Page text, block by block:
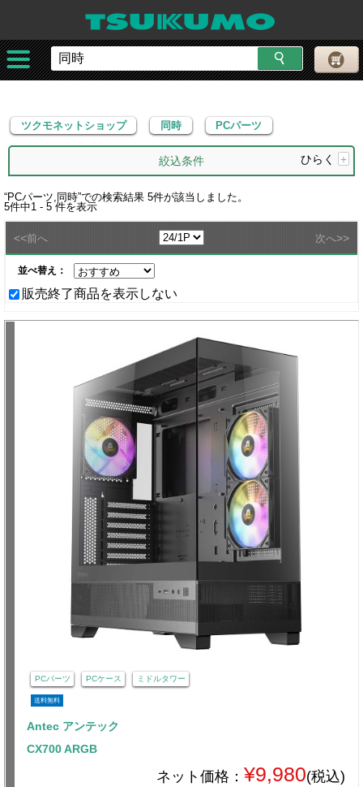
ツクモネットショップ
ツクモネットショップ 同時 PCパーツ
絞込条件 ひらく +
“PCパーツ,同時”での検索結果 5件が該当しました。
5件中1 - 5 件を表示
<<前へ 次へ>>
並べ替え：
販売終了商品を表示しない
PCパーツ PCケース ミドルタワー
送料無料
Antec アンテック
CX700 ARGB
ネット価格： ¥9,980(税込)